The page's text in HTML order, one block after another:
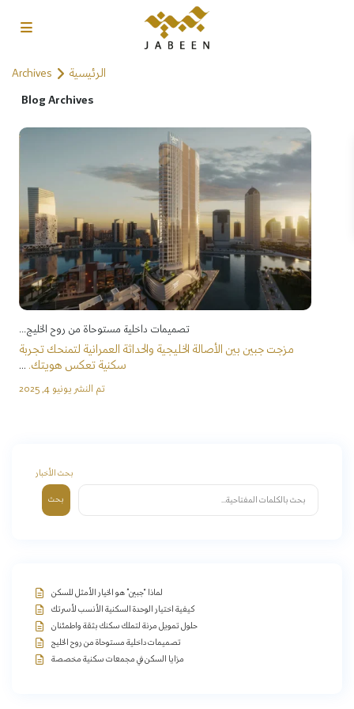
الرئيسية
Archives
Blog Archives
تصميمات داخلية مستوحاة من روح الخليج...
مزجت جبين بين الأصالة الخليجية والحداثة العمرانية لتمنحك تجربة
سكنية تعكس هويتك. ...
تم النشر يونيو 4, 2025
بحث الأخبار
بحث
لماذا “جبين” هو الخيار الأمثل للسكن
كيفية اختيار الوحدة السكنية الأنسب لأسرتك
حلول تمويل مرنة لتملك سكنك بثقة واطمئنان
تصميمات داخلية مستوحاة من روح الخليج
مزايا السكن في مجمعات سكنية مخصصة